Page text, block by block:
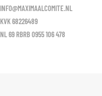
INFO@MAXIMAALCOMITE.NL
KVK 68226489
NL 69 RBRB 0955 106 478